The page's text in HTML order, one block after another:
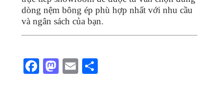
dòng nệm bông ép phù hợp nhất với nhu cầu
và ngân sách của bạn.
F M E S